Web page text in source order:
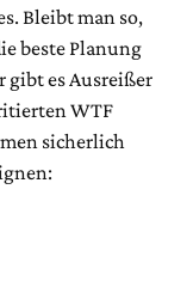
Bleibt man so,
beste Planung
gibt es Ausreißer
WTF
sicherlich